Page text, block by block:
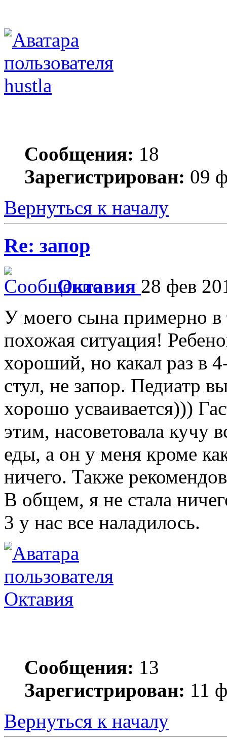
hustla
Сообщения: 18
Зарегистрирован: 09
Вернуться к началу
Re: запор
Октавия 28 фев
У моего сына примерно в
похожая ситуация!
хороший, но какал раз в
стул, не запор. Педиатр
хорошо усваивается)))
этим, насоветовала кучу
еды, а он у меня кроме
ничего. Также
В общем, я не стала
3 у нас все наладилось.
Октавия
Сообщения: 13
Зарегистрирован: 11
Вернуться к началу